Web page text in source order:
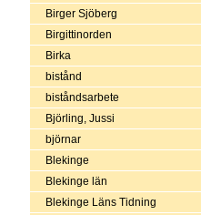
Birger Sjöberg
Birgittinorden
Birka
bistånd
biståndsarbete
Björling, Jussi
björnar
Blekinge
Blekinge län
Blekinge Läns Tidning